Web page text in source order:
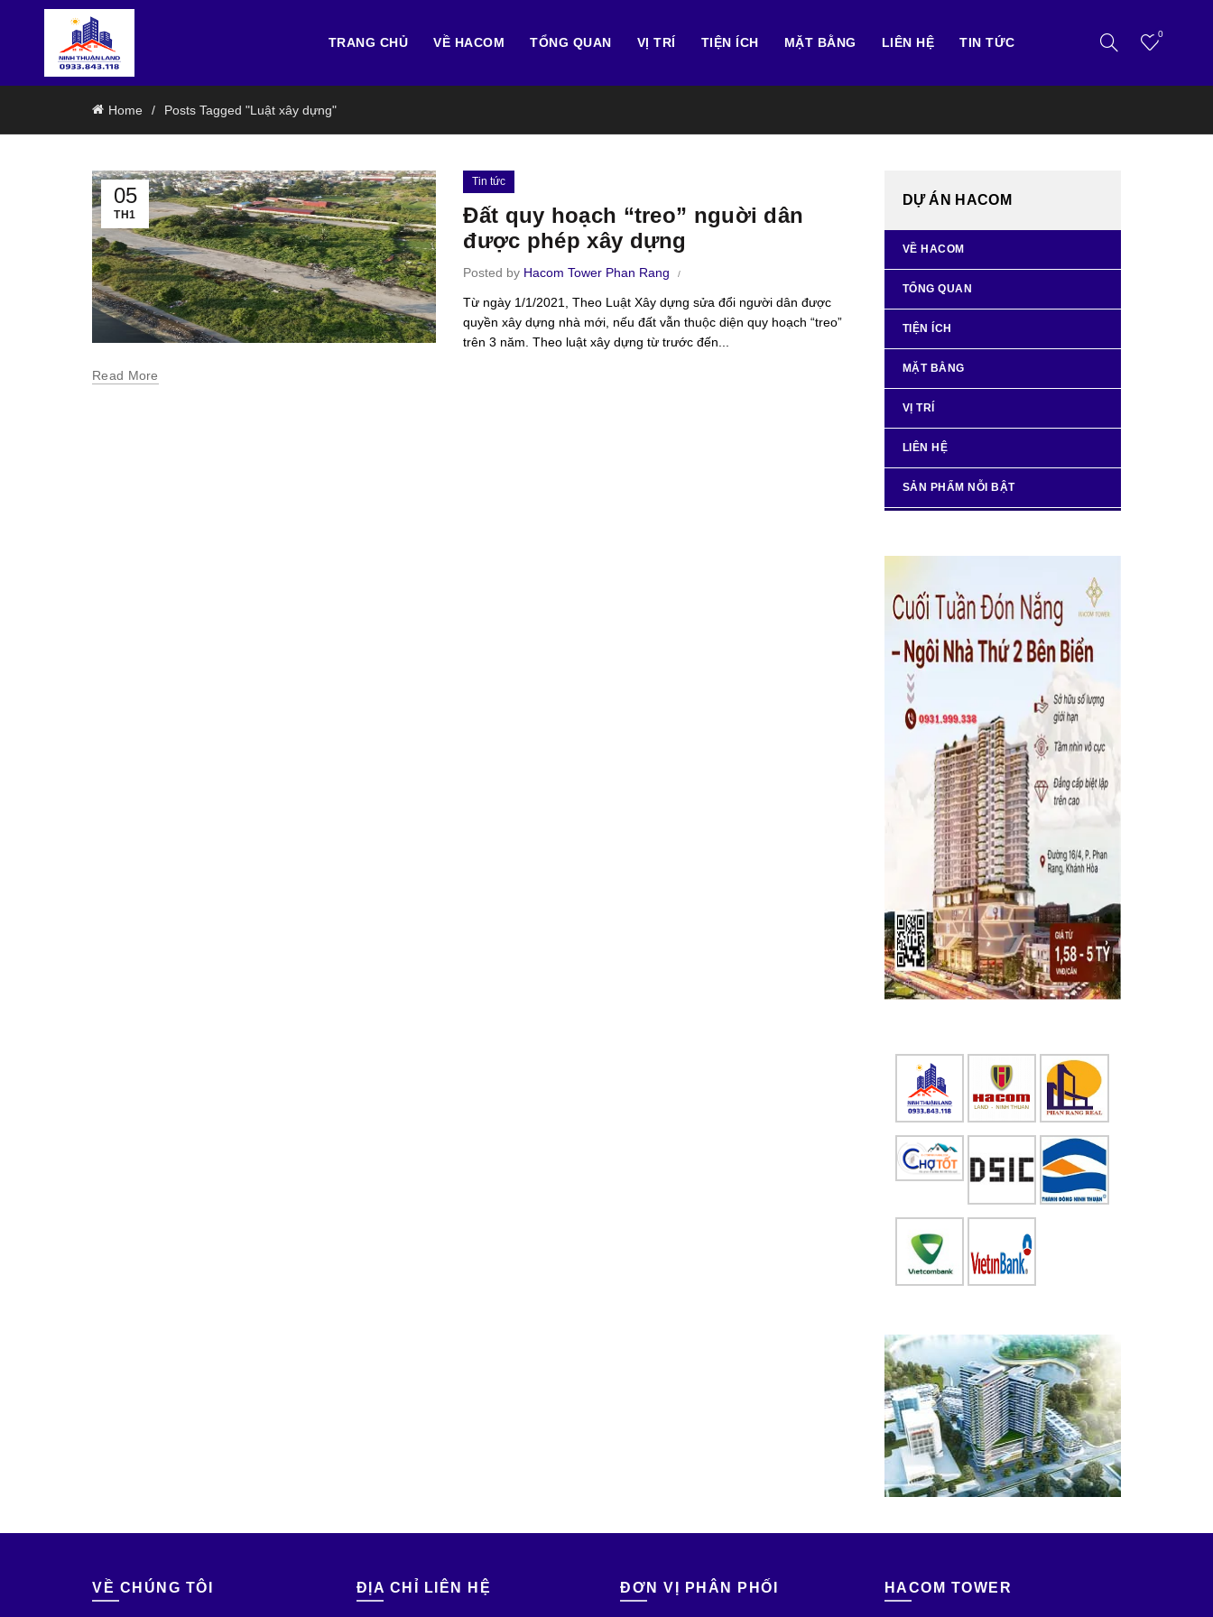
TRANG CHỦ VỀ HACOM TỔNG QUAN VỊ TRÍ TIỆN ÍCH MẶT BẰNG LIÊN HỆ TIN TỨC
0
Home Posts Tagged "Luật xây dựng"
05
TH1
Tin tức
Đất quy hoạch “treo” nguời dân
được phép xây dựng
Posted by Hacom Tower Phan Rang
Từ ngày 1/1/2021, Theo Luật Xây dựng sửa đổi người dân được
quyền xây dựng nhà mới, nếu đất vẫn thuộc diện quy hoạch “treo”
trên 3 năm. Theo luật xây dựng từ trước đến...
Read More
DỰ ÁN HACOM
VỀ HACOM
TỔNG QUAN
TIỆN ÍCH
MẶT BẰNG
VỊ TRÍ
LIÊN HỆ
SẢN PHẨM NỖI BẬT
VỀ CHÚNG TÔI ĐỊA CHỈ LIÊN HỆ ĐƠN VỊ PHÂN PHỐI HACOM TOWER